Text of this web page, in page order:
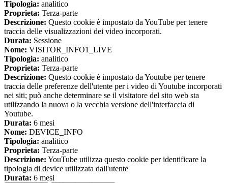
Tipologia: analitico
Proprieta: Terza-parte
Descrizione: Questo cookie è impostato da YouTube per tenere
traccia delle visualizzazioni dei video incorporati.
Durata: Sessione
Nome: VISITOR_INFO1_LIVE
Tipologia: analitico
Proprieta: Terza-parte
Descrizione: Questo cookie è impostato da Youtube per tenere
traccia delle preferenze dell'utente per i video di Youtube incorporati
nei siti; può anche determinare se il visitatore del sito web sta
utilizzando la nuova o la vecchia versione dell'interfaccia di
Youtube.
Durata: 6 mesi
Nome: DEVICE_INFO
Tipologia: analitico
Proprieta: Terza-parte
Descrizione: YouTube utilizza questo cookie per identificare la
tipologia di device utilizzata dall'utente
Durata: 6 mesi